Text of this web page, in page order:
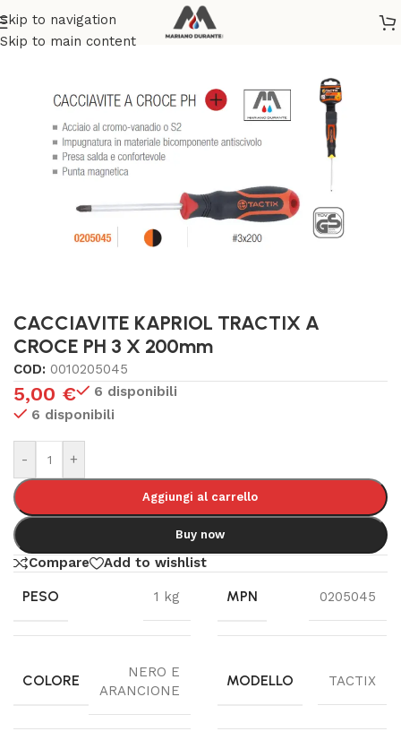
Skip to navigation
Skip to main content
Home/BRICOLAGE E FAI DA TE
CACCIAVITE KAPRIOL TRACTIX A
CROCE PH 3 X 200mm
COD: 0010205045
5,00 €
6 disponibili
6 disponibili
- +
Aggiungi al carrello
Buy now
Compare Add to wishlist
PESO 1 kg MPN 0205045
COLORE
NERO E
ARANCIONE
MODELLO TACTIX